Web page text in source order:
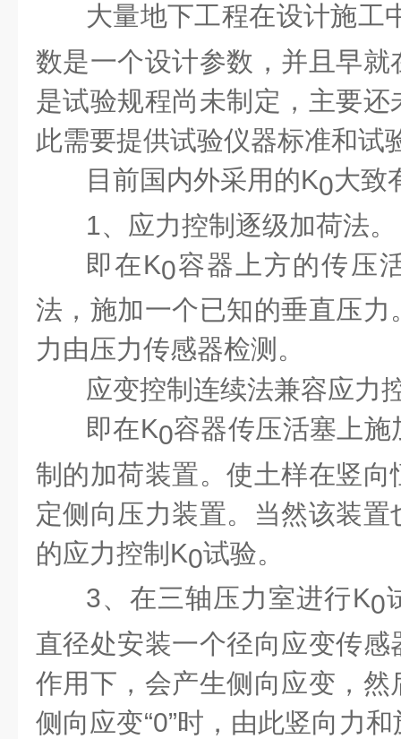
大量地下工程在设计施工
数是一个设计参数，并且早
是试验规程尚未制定，主要
此需要提供试验仪器标准和试
目前国内外采用的K0大致
1、应力控制逐级加荷法。
即在K0容器上方的传压
法，施加一个已知的垂直压
力由压力传感器检测。
应变控制连续法兼容应力
即在K0容器传压活塞上
制的加荷装置。使土样在竖
定侧向压力装置。当然该装
的应力控制K0试验。
3、在三轴压力室进行K0
直径处安装一个径向应变传
作用下，会产生侧向应变，
侧向应变“0”时，由此竖向力